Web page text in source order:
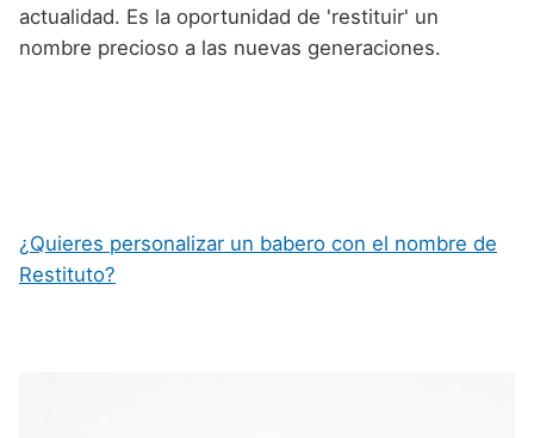
actualidad. Es la oportunidad de 'restituir' un
nombre precioso a las nuevas generaciones.
¿Quieres personalizar un babero con el nombre de
Restituto?